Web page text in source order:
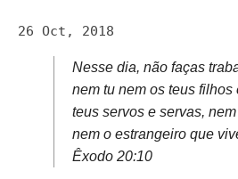
26 Oct, 2018
Nesse dia, não faças
nem tu nem os teus filhos
teus servos e servas,
nem o estrangeiro que
Êxodo 20:10